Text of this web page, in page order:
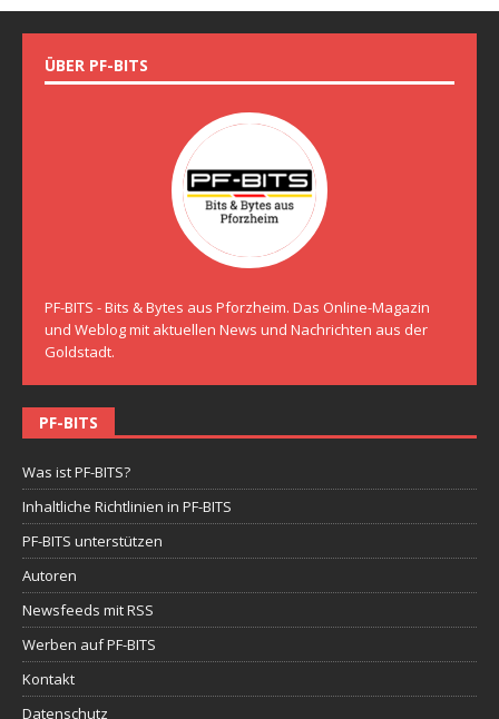
ÜBER PF-BITS
PF-BITS - Bits & Bytes aus Pforzheim. Das Online-Magazin
und Weblog mit aktuellen News und Nachrichten aus der
Goldstadt.
PF-BITS
Was ist PF-BITS?
Inhaltliche Richtlinien in PF-BITS
PF-BITS unterstützen
Autoren
Newsfeeds mit RSS
Werben auf PF-BITS
Kontakt
Datenschutz